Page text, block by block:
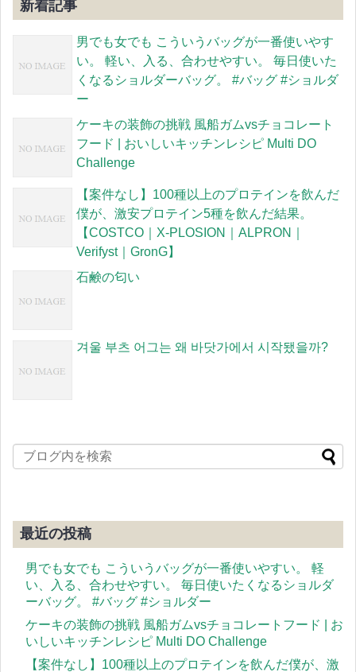
新着記事
男でも女でも こういうバッグが一番使いやす
い。 軽い、入る、合わせやすい。 毎日使いた
くなるショルダーバッグ。 #バッグ #ショルダ
ー
ケーキの装飾の挑戦 風船ガムvsチョコレート
フード | おいしいキッチンレシピ Multi DO
Challenge
【案件なし】100種以上のプロテインを飲んだ
僕が、激安プロテイン5種を飲んだ結果。
【COSTCO｜X-PLOSION｜ALPRON｜
Verifyst｜GronG】
石鹸の匂い
겨울 부츠 어그는 왜 바닷가에서 시작됐을까?
最近の投稿
男でも女でも こういうバッグが一番使いやすい。 軽
い、入る、合わせやすい。 毎日使いたくなるショルダ
ーバッグ。 #バッグ #ショルダー
ケーキの装飾の挑戦 風船ガムvsチョコレートフード | お
いしいキッチンレシピ Multi DO Challenge
【案件なし】100種以上のプロテインを飲んだ僕が、激